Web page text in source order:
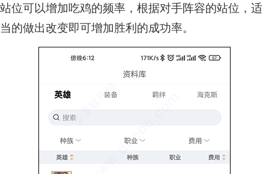
站位可以增加吃鸡的频率，根据对手阵容的站位，适
当的做出改变即可增加胜利的成功率。